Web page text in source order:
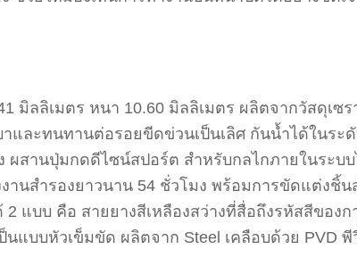
มิลลิเมตร หนา 10.60 มิลลิเมตร ผลิตจากวัสดุเซ
ละทนทานต่อรอยขีดข่วนเป็นเลิศ กันน้ำได้ในระดั
ผสานปุ่มกดดีไซน์สปอร์ต สำหรับกลไกภายในระบ
านสำรองยาวนาน 54 ชั่วโมง พร้อมการขัดแต่งชิ้
แบบ คือ สายยางสีเหลืองสว่างที่สื่อถึงรหัสสีของ
แบบหัวเข็มขัด ผลิตจาก Steel เคลือบด้วย PVD